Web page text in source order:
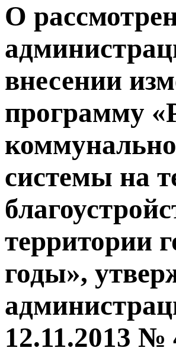
О
внесении
программу
системы на
территории
годы»,
12.11.2013 №